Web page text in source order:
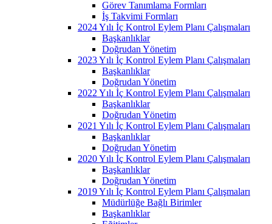
Görev Tanımlama Formları
İş Takvimi Formları
2024 Yılı İç Kontrol Eylem Planı Çalışmaları
Başkanlıklar
Doğrudan Yönetim
2023 Yılı İç Kontrol Eylem Planı Çalışmaları
Başkanlıklar
Doğrudan Yönetim
2022 Yılı İç Kontrol Eylem Planı Çalışmaları
Başkanlıklar
Doğrudan Yönetim
2021 Yılı İç Kontrol Eylem Planı Çalışmaları
Başkanlıklar
Doğrudan Yönetim
2020 Yılı İç Kontrol Eylem Planı Çalışmaları
Başkanlıklar
Doğrudan Yönetim
2019 Yılı İç Kontrol Eylem Planı Çalışmaları
Müdürlüğe Bağlı Birimler
Başkanlıklar